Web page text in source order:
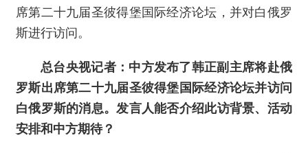
席第二十九届圣彼得堡国际经济论坛，并对白俄罗
斯进行访问。
总台央视记者：中方发布了韩正副主席将赴俄
罗斯出席第二十九届圣彼得堡国际经济论坛并访问
白俄罗斯的消息。发言人能否介绍此访背景、活动
安排和中方期待？